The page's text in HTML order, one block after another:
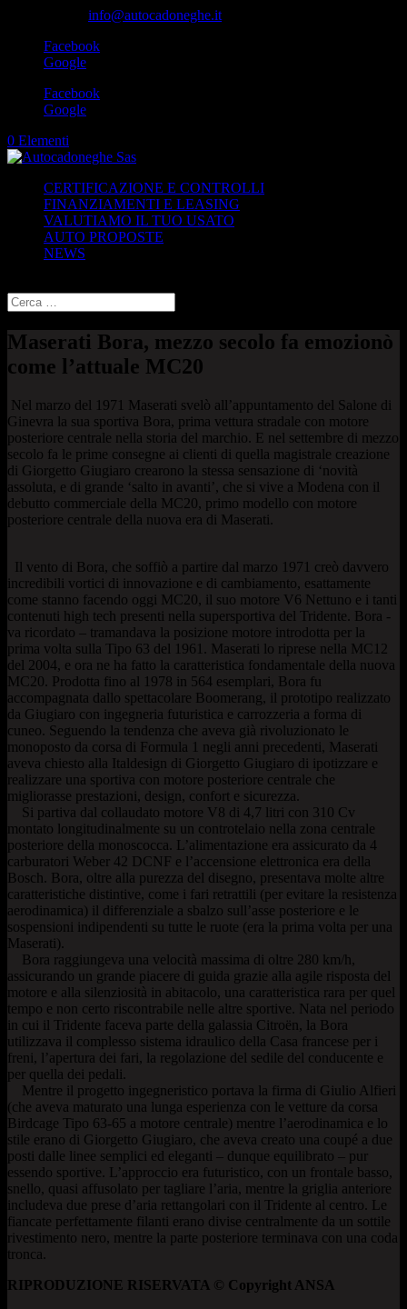
info@autocadoneghe.it
Facebook
Google
Facebook
Google
0 Elementi
CERTIFICAZIONE E CONTROLLI
FINANZIAMENTI E LEASING
VALUTIAMO IL TUO USATO
AUTO PROPOSTE
NEWS
Maserati Bora, mezzo secolo fa emozionò
come l’attuale MC20
Nel marzo del 1971 Maserati svelò all’appuntamento del Salone di
Ginevra la sua sportiva Bora, prima vettura stradale con motore
posteriore centrale nella storia del marchio. E nel settembre di mezzo
secolo fa le prime consegne ai clienti di quella magistrale creazione
di Giorgetto Giugiaro crearono la stessa sensazione di ‘novità
assoluta, e di grande ‘salto in avanti’, che si vive a Modena con il
debutto commerciale della MC20, primo modello con motore
posteriore centrale della nuova era di Maserati.
Il vento di Bora, che soffiò a partire dal marzo 1971 creò davvero
incredibili vortici di innovazione e di cambiamento, esattamente
come stanno facendo oggi MC20, il suo motore V6 Nettuno e i tanti
contenuti high tech presenti nella supersportiva del Tridente. Bora -
va ricordato – tramandava la posizione motore introdotta per la
prima volta sulla Tipo 63 del 1961. Maserati lo riprese nella MC12
del 2004, e ora ne ha fatto la caratteristica fondamentale della nuova
MC20. Prodotta fino al 1978 in 564 esemplari, Bora fu
accompagnata dallo spettacolare Boomerang, il prototipo realizzato
da Giugiaro con ingegneria futuristica e carrozzeria a forma di
cuneo. Seguendo la tendenza che aveva già rivoluzionato le
monoposto da corsa di Formula 1 negli anni precedenti, Maserati
aveva chiesto alla Italdesign di Giorgetto Giugiaro di ipotizzare e
realizzare una sportiva con motore posteriore centrale che
migliorasse prestazioni, design, confort e sicurezza.
Si partiva dal collaudato motore V8 di 4,7 litri con 310 Cv
montato longitudinalmente su un controtelaio nella zona centrale
posteriore della monoscocca. L’alimentazione era assicurato da 4
carburatori Weber 42 DCNF e l’accensione elettronica era della
Bosch. Bora, oltre alla purezza del disegno, presentava molte altre
caratteristiche distintive, come i fari retrattili (per evitare la resistenza
aerodinamica) il differenziale a sbalzo sull’asse posteriore e le
sospensioni indipendenti su tutte le ruote (era la prima volta per una
Maserati).
Bora raggiungeva una velocità massima di oltre 280 km/h,
assicurando un grande piacere di guida grazie alla agile risposta del
motore e alla silenziosità in abitacolo, una caratteristica rara per quel
tempo e non certo riscontrabile nelle altre sportive. Nata nel periodo
in cui il Tridente faceva parte della galassia Citroën, la Bora
utilizzava il complesso sistema idraulico della Casa francese per i
freni, l’apertura dei fari, la regolazione del sedile del conducente e
per quella dei pedali.
Mentre il progetto ingegneristico portava la firma di Giulio Alfieri
(che aveva maturato una lunga esperienza con le vetture da corsa
Birdcage Tipo 63-65 a motore centrale) mentre l’aerodinamica e lo
stile erano di Giorgetto Giugiaro, che aveva creato una coupé a due
posti dalle linee semplici ed eleganti – dunque equilibrato – pur
essendo sportive. L’approccio era futuristico, con un frontale basso,
snello, quasi affusolato per tagliare l’aria, mentre la griglia anteriore
includeva due prese d’aria rettangolari con il Tridente al centro. Le
fiancate perfettamente filanti erano divise centralmente da un sottile
rivestimento nero, mentre la parte posteriore terminava con una coda
tronca.
RIPRODUZIONE RISERVATA © Copyright ANSA